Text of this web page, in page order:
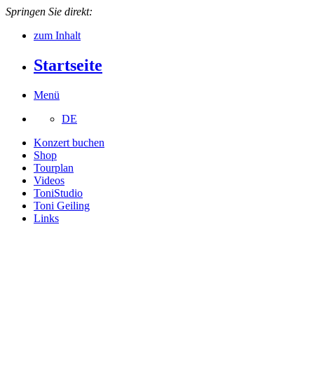
Springen Sie direkt:
zum Inhalt
Startseite
Menü
DE
Konzert buchen
Shop
Tourplan
Videos
ToniStudio
Toni Geiling
Links